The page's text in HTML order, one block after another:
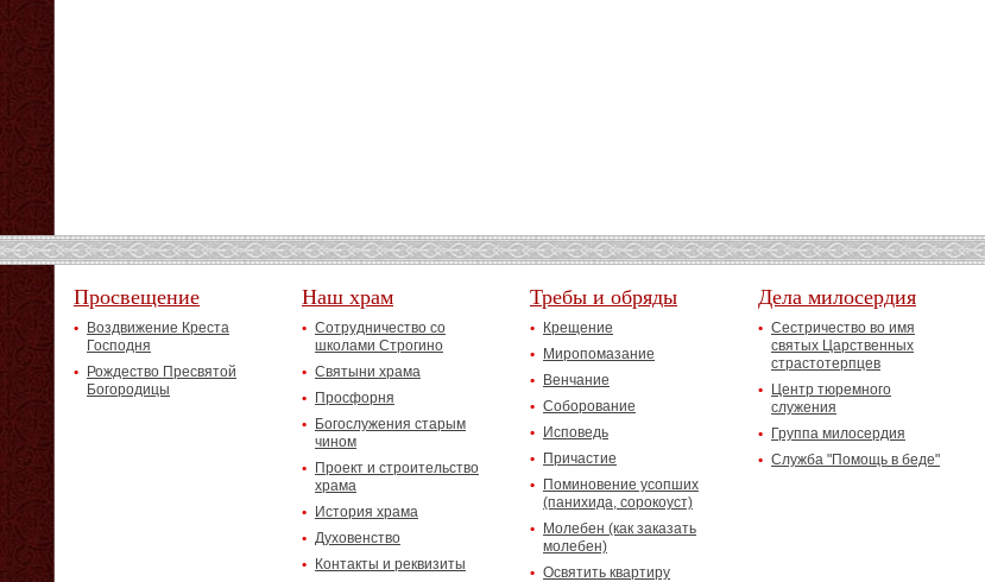
Просвещение
Воздвижение Креста
Господня
Рождество Пресвятой
Богородицы
Наш храм
Сотрудничество со
школами Строгино
Святыни храма
Просфорня
Богослужения старым
чином
Проект и строительство
храма
История храма
Духовенство
Контакты и реквизиты
Требы и обряды
Крещение
Миропомазание
Венчание
Соборование
Исповедь
Причастие
Поминовение усопших
(панихида, сорокоуст)
Молебен (как заказать
молебен)
Освятить квартиру
Дела милосердия
Сестричество во имя
святых Царственных
страстотерпцев
Центр тюремного
служения
Группа милосердия
Служба "Помощь в беде"